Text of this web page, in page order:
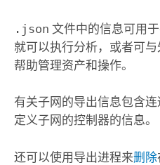
.json 文件中的信息可用
就可以执行分析，或者可
帮助管理资产和操作。
有关子网的导出信息包含
定义子网的控制器的信息。
还可以使用导出进程来删除